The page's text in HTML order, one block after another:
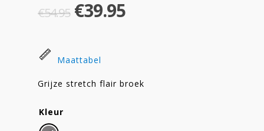
€54.95 Original
€54.95.
€39.95Current
Maattabel
Grijze stretch flair broek
Kleur